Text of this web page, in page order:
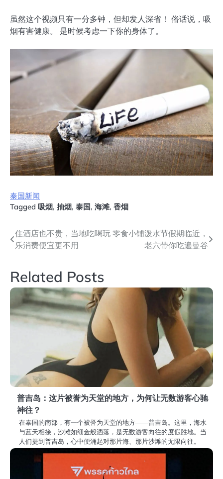
虽然这个视频只有一分多钟，但却发人深省！ 俗话说，吸
烟有害健康。 是时候考虑一​​下你的身体了。
泰国新闻
Tagged 吸烟, 抽烟, 泰国, 海滩, 香烟
文
章
导
航
住酒店也不贵，当地吃喝玩
乐消费便宜更不用
零食小铺泼水节假期临近，
老六带你吃遍曼谷
Related Posts
普吉岛：这片被誉为天堂的地方，为何让无数游客心驰
神往？
在泰国的南部，有一个被誉为天堂的地方——普吉岛。这里，海水
与蓝天相接，沙滩如细金般洒落，是无数游客向往的度假胜地。当
人们提到普吉岛，心中便涌起对那片海、那片沙滩的无限向往。